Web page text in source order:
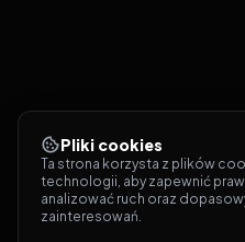
Pliki cookies
Ta strona korzysta z plików
technologii, aby zapewnić
analizować ruch oraz
zainteresowań.